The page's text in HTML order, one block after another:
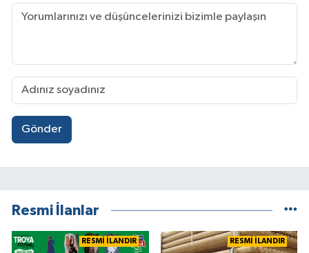
Gönder
Resmi İlanlar
RESMİ İLANDIR RESMİ İLANDIR